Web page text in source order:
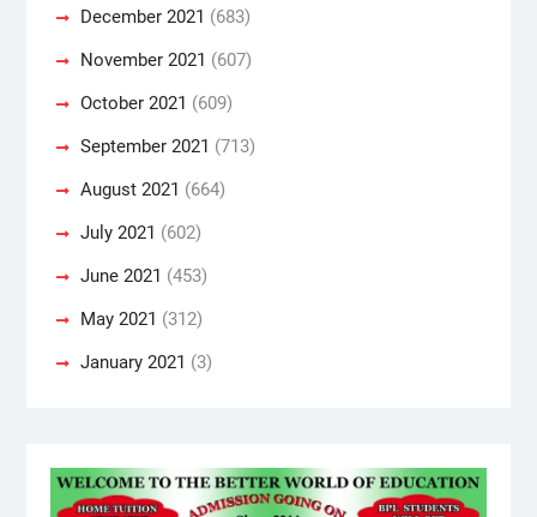
December 2021 (683)
November 2021 (607)
October 2021 (609)
September 2021 (713)
August 2021 (664)
July 2021 (602)
June 2021 (453)
May 2021 (312)
January 2021 (3)